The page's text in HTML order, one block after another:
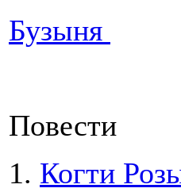
Бузыня
Повести
1. Когти